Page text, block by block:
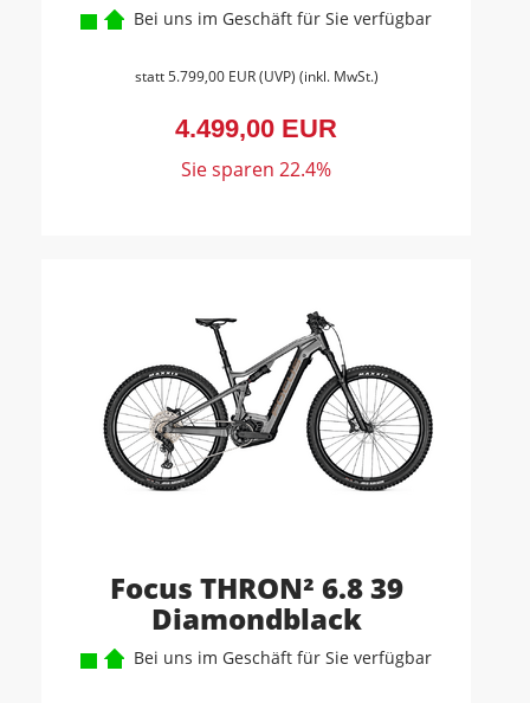
Bei uns im Geschäft für Sie verfügbar
statt5.799,00 EUR(UVP) (inkl. MwSt.)
4.499,00 EUR
Sie sparen 22.4%
Focus THRON² 6.8 39
Diamondblack
Bei uns im Geschäft für Sie verfügbar